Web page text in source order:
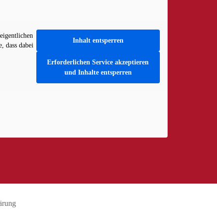
dass dabei
Inhalt entsperren
Erforderlichen Service akzeptieren
und Inhalte entsperren